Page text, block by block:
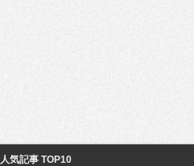
人気記事 TOP10